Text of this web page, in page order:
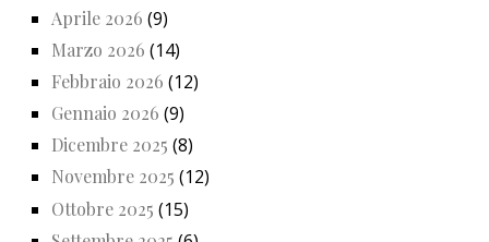
Aprile 2026 (9)
Marzo 2026 (14)
Febbraio 2026 (12)
Gennaio 2026 (9)
Dicembre 2025 (8)
Novembre 2025 (12)
Ottobre 2025 (15)